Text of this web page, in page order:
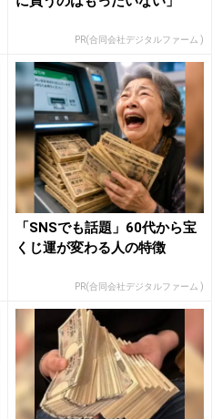
PR(合同会社デジタルファーム )
「SNSでも話題」60代から宝
くじ運が変わる人の特徴
PR(合同会社デジタルファーム )